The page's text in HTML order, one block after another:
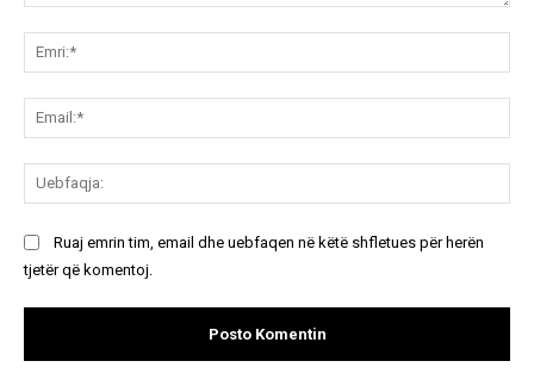
Ruaj emrin tim, email dhe uebfaqen në këtë shfletues për herën
tjetër që komentoj.